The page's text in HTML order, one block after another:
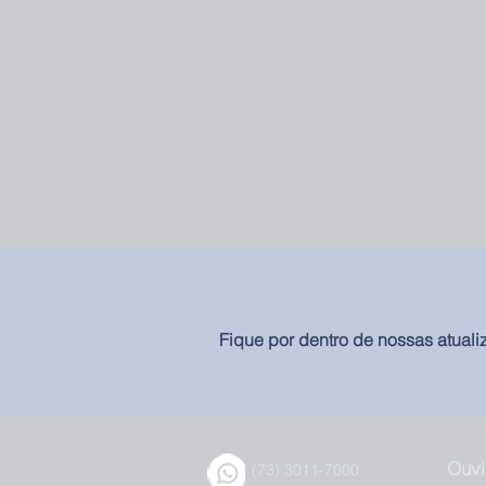
Fique por dentro de nossas
(73) 3011-7000